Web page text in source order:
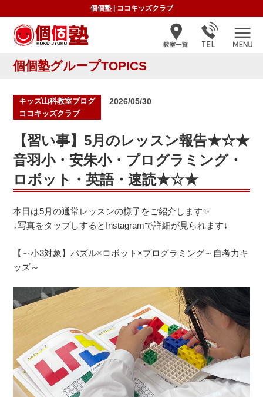
個個塾| ココキッズクラブ
個個塾グループTOPICS
投2026/05/30
キッズ山科教室ブログ
ココキッズクラブ
【習い事】5月のレッスン報告★☆★
音羽小・安朱小・プログラミング・
ロボット・英語・速読★☆★
本日は5月の通常レッスンの様子をご紹介します✨
↓写真をタップしするとInstagramで詳細が見られます↓
【～小3対象】パズル×ロボット×プログラミング～自考力キ
ッズ～